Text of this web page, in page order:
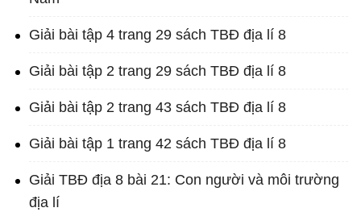
Giải bài tập 4 trang 29 sách TBĐ địa lí 8
Giải bài tập 2 trang 29 sách TBĐ địa lí 8
Giải bài tập 2 trang 43 sách TBĐ địa lí 8
Giải bài tập 1 trang 42 sách TBĐ địa lí 8
Giải TBĐ địa 8 bài 21: Con người và môi trường
địa lí